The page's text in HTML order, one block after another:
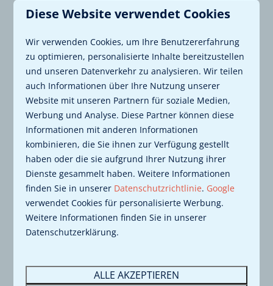
DAS ANIMATIONSTEAM
IST EINGETROFFEN
ERSTE FENSTERRAHMEN
EINGEBAUT
Diese Website verwendet Cookies
Wir verwenden Cookies, um Ihre Benutzererfahrung
zu optimieren, personalisierte Inhalte bereitzustellen
und unseren Datenverkehr zu analysieren. Wir teilen
auch Informationen über Ihre Nutzung unserer
Website mit unseren Partnern für soziale Medien,
Werbung und Analyse. Diese Partner können diese
Informationen mit anderen Informationen
kombinieren, die Sie ihnen zur Verfügung gestellt
haben oder die sie aufgrund Ihrer Nutzung ihrer
Dienste gesammelt haben. Weitere Informationen
finden Sie in unserer Datenschutzrichtlinie. Google
verwendet Cookies für personalisierte Werbung.
Weitere Informationen finden Sie in unserer
Datenschutzerklärung.
ALLE AKZEPTIEREN